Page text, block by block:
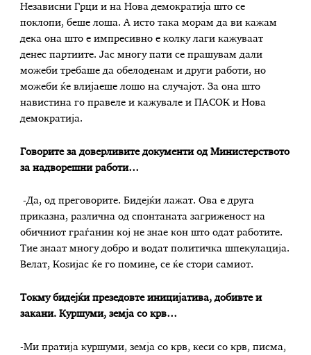
Независни Грци и на Нова демократија што се
поклопи, беше лоша. А исто така морам да ви кажам
дека она што е импресивно е колку лаги кажуваат
денес партиите. Јас многу пати се прашувам дали
можеби требаше да обелоденам и други работи, но
можеби ќе влијаеше лошо на случајот. За она што
навистина го правеле и кажувале и ПАСОК и Нова
демократија.
Говорите за доверливите документи од Министерството
за надворешни работи…
-Да, од преговорите. Бидејќи лажат. Ова е друга
приказна, различна од спонтаната загриженост на
обичниот граѓанин кој не знае кон што одат работите.
Тие знаат многу добро и водат политичка шпекулација.
Велат, Коѕијас ќе го помине, се ќе стори самиот.
Токму бидејќи презедовте иницијатива, добивте и
закани. Куршуми, земја со крв…
-Ми пратија куршуми, земја со крв, кеси со крв, писма,